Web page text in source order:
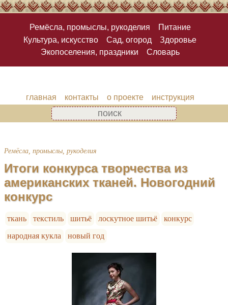
Ремёсла, промыслы, рукоделия
Питание
Культура, искусство
Сад, огород
Здоровье
Экопоселения, праздники
Словарь
главная контакты о проекте инструкция
Ремёсла, промыслы, рукоделия
Итоги конкурса творчества из
американских тканей. Новогодний
конкурс
ткань текстиль шитьё лоскутное шитьё
конкурс
народная кукла
новый год